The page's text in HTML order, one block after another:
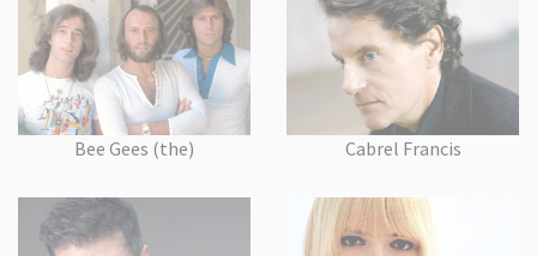
Bee Gees (the) Cabrel Francis